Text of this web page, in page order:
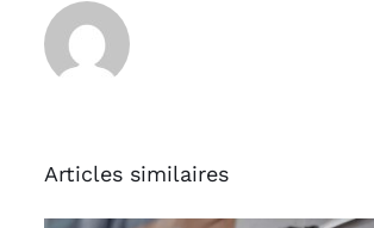
Articles similaires